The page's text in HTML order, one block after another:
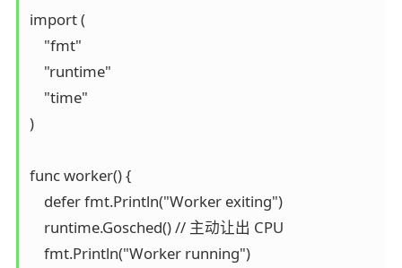
import (
    "fmt"
    "runtime"
    "time"
)
func worker() {
    defer fmt.Println("Worker exiting")
    runtime.Gosched() // 主动让出 CPU
    fmt.Println("Worker running")